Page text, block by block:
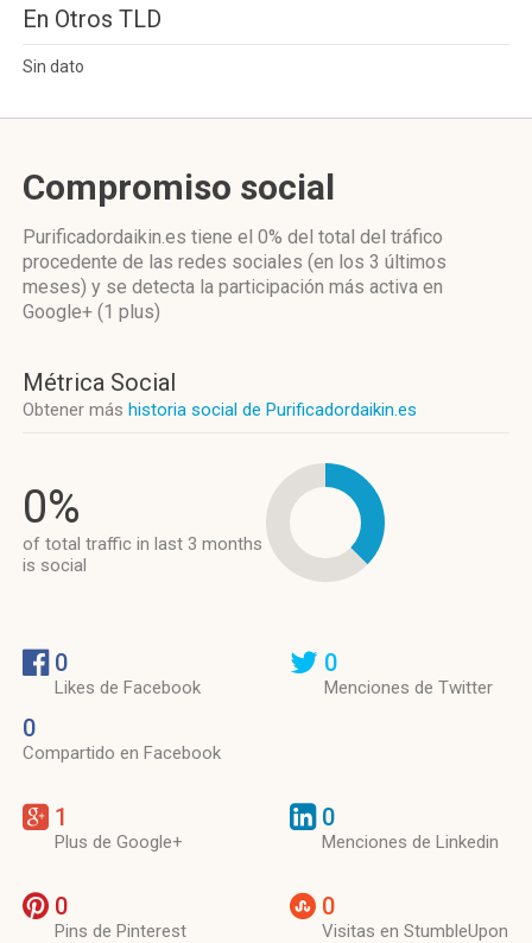
En Otros TLD
Sin dato
Compromiso social
Purificadordaikin.es tiene el 0% del total del tráfico
procedente de las redes sociales (en los 3 últimos
meses) y se detecta la participación más activa en
Google+ (1 plus)
Métrica Social
Obtener más historia social de Purificadordaikin.es
0%
of total traffic in last 3 months
is social
0
Likes de Facebook
0
Compartido en Facebook
0
Menciones de Twitter
1
Plus de Google+
0
Menciones de Linkedin
0
Pins de Pinterest
0
Visitas en StumbleUpon